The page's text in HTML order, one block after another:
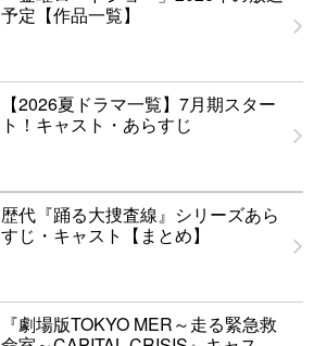
予定【作品一覧】
【2026夏ドラマ一覧】7月期スター
ト！キャスト・あらすじ
歴代『踊る大捜査線』シリーズあら
すじ・キャスト【まとめ】
『劇場版TOKYO MER～走る緊急救